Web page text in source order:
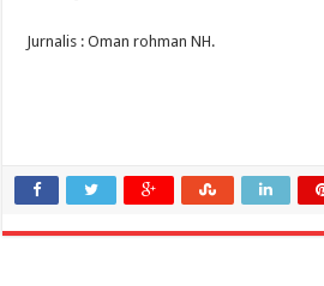
Jurnalis : Oman rohman NH.